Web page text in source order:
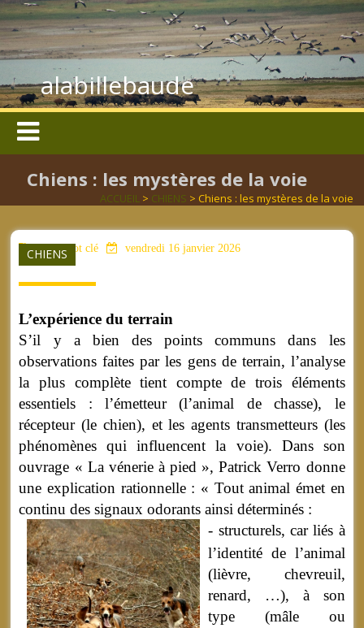
alabillebaude
Chiens : les mystères de la voie
ACCUEIL> CHIENS > Chiens : les mystères de la voie
CHIENS
aucun mot clé vendredi 16 janvier 2026
L’expérience du terrain
S’il y a bien des points communs dans les
observations faites par les gens de terrain, l’analyse
la plus complète tient compte de trois éléments
essentiels : l’émetteur (l’animal de chasse), le
récepteur (le chien), et les agents transmetteurs (les
phénomènes qui influencent la voie). Dans son
ouvrage « La vénerie à pied », Patrick Verro donne
une explication rationnelle : « Tout animal émet en
continu des signaux odorants ainsi déterminés :
- structurels, car liés à
l’identité de l’animal
(lièvre, chevreuil,
renard, …), à son
type (mâle ou